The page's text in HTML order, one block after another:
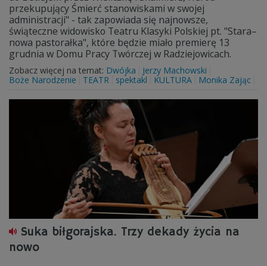
przekupujący Śmierć stanowiskami w swojej
administracji" - tak zapowiada się najnowsze,
świąteczne widowisko Teatru Klasyki Polskiej pt. "Stara–
nowa pastorałka", które będzie miało premierę 13
grudnia w Domu Pracy Twórczej w Radziejowicach.
Zobacz więcej na temat: Dwójka
Jerzy Machowski
Boże Narodzenie
TEATR spektakl KULTURA Monika Zając
Suka biłgorajska. Trzy dekady życia na
nowo